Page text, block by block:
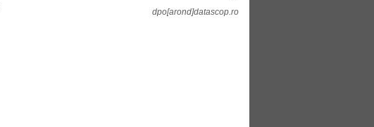
dpo[arond]datascop.ro